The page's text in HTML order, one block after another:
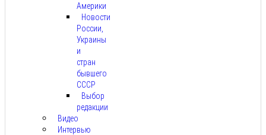
Америки
Новости
России,
Украины
и
стран
бывшего
СССР
Выбор
редакции
Видео
Интервью